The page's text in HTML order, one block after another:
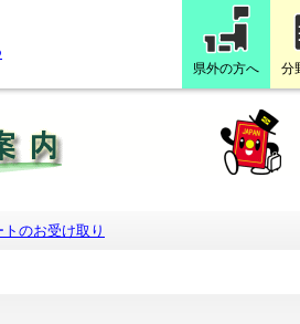
県外の方へ 分
のお受け取り